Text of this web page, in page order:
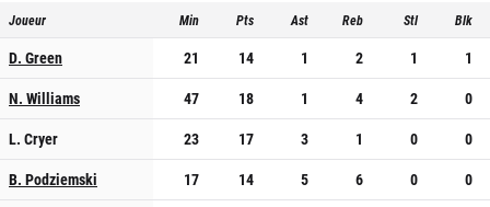
Joueur Min Pts Ast Reb Stl Blk
D. Green 21 14 1 2 1
1
N. Williams
47 18 1 4 2
0
L. Cryer
23 17 3 1 0
0
B. Podziemski
17 14 5 6 0
0